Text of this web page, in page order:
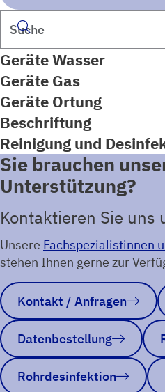
Suchen
Geräte Wasser
Geräte Gas
Geräte Ortung
Beschriftung
Reinigung und
Sie brauchen
Unterstützung?
Kontaktieren Sie uns
Unsere Fachspezialistinnen
stehen Ihnen gerne zur
Kontakt / Anfragen
Datenbestellung
Rohrdesinfektion